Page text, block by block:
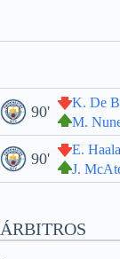
K. De
M.
90'
E.
J.
90'
ÁRBITROS